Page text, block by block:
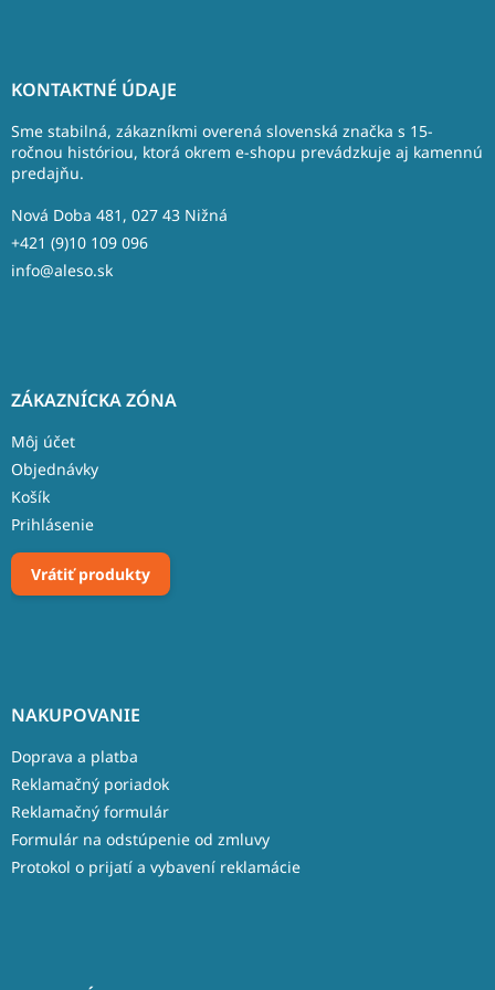
KONTAKTNÉ ÚDAJE
Sme stabilná, zákazníkmi overená slovenská značka s 15-
ročnou históriou, ktorá okrem e-shopu prevádzkuje aj kamennú
predajňu.
Nová Doba 481, 027 43 Nižná
+421 (9)10 109 096
info@aleso.sk
ZÁKAZNÍCKA ZÓNA
Môj účet
Objednávky
Košík
Prihlásenie
Vrátiť produkty
NAKUPOVANIE
Doprava a platba
Reklamačný poriadok
Reklamačný formulár
Formulár na odstúpenie od zmluvy
Protokol o prijatí a vybavení reklamácie